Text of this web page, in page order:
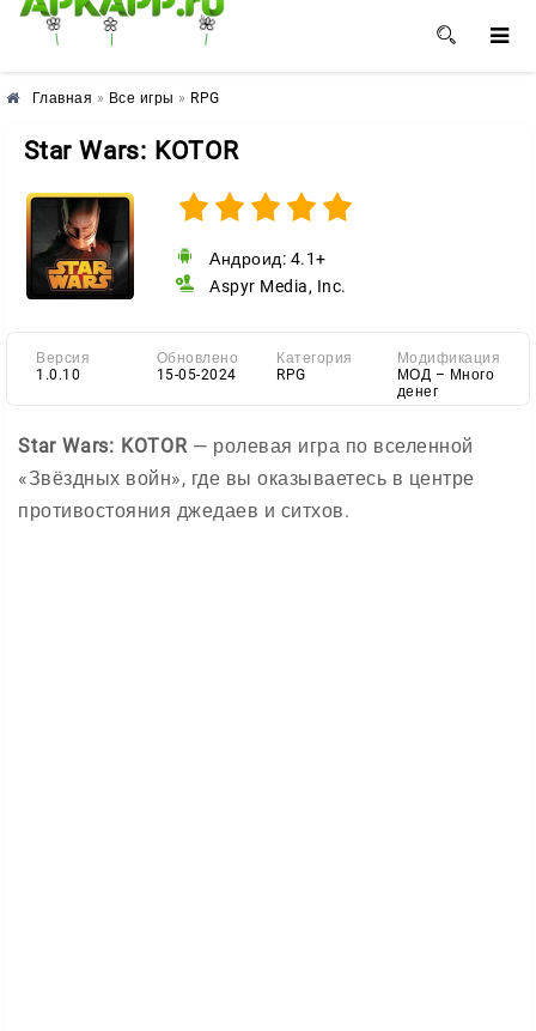
🌸 🌼 🌺
Главная » Все игры » RPG
Star Wars: KOTOR
Андроид: 4.1+
Aspyr Media, Inc.
Версия
1.0.10
Обновлено
15-05-2024
Категория
RPG
Модификация
МОД – Много
денег
Star Wars: KOTOR— ролевая игра по вселенной
«Звёздных войн», где вы оказываетесь в центре
противостояния джедаев и ситхов.